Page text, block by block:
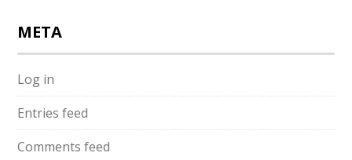
META
Log in
Entries feed
Comments feed